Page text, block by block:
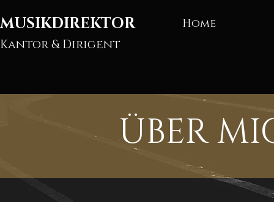
MUSIKDIREKTOR
Kantor & Dirigent
Home
ÜBER